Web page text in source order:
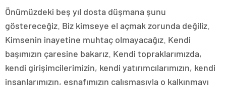
Önümüzdeki beş yıl dosta düşmana şunu
göstereceğiz. Biz kimseye el açmak zorunda değiliz.
Kimsenin inayetine muhtaç olmayacağız. Kendi
başımızın çaresine bakarız. Kendi topraklarımızda,
kendi girişimcilerimizin, kendi yatırımcılarımızın, kendi
insanlarımızın, esnafımızın çalışmasıyla o kalkınmayı